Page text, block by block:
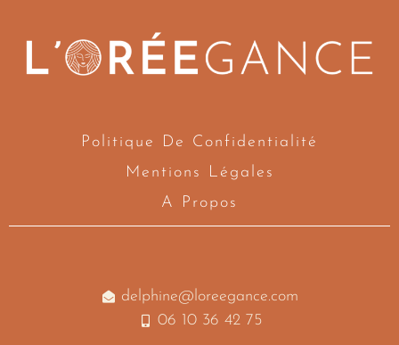
Politique De Confidentialité
Mentions Légales
A Propos
delphine@loreegance.com
06 10 36 42 75